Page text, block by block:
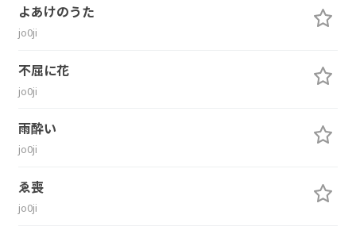
よあけのうた
jo0ji
不屈に花
jo0ji
雨酔い
jo0ji
ゑ喪
jo0ji